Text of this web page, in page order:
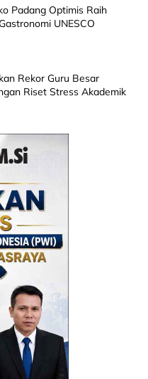
Padang Optimis Raih
UNESCO
Rekor Guru Besar
Riset Stress Akademik